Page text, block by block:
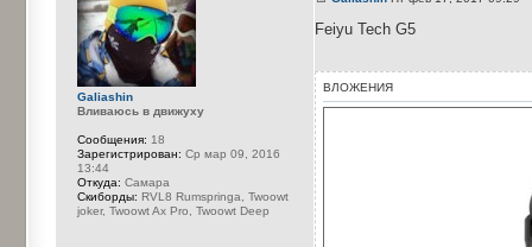
Feiyu Tech G5
ВЛОЖЕНИЯ
Galiashin
Вливаюсь в движуху
Сообщения: 18
Зарегистрирован: Ср мар 09, 2016
13:44
Откуда: Самара
Cкиборды: RVL8 Rumspringa, Twoowt
joker, Twoowt Ax Pro, Twoowt Deep